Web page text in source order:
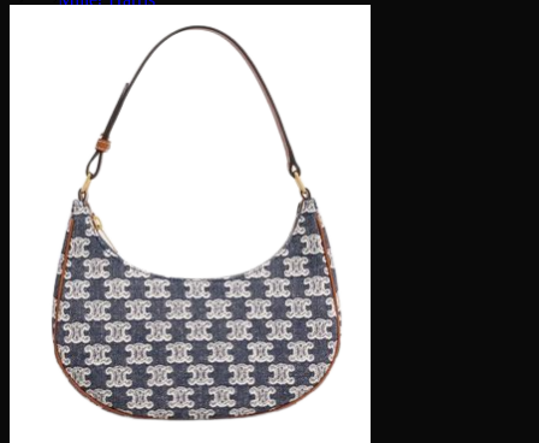
Maison Francis
Maison Margiela
Gentle Monster
Louis Vuitton
Dior
Gucci
Saint Laurent
Bottega Veneta
Versace
Fendi
Ray Ban
Gucci
Champion
Coach
Fendi
Balenciaga
Adidas